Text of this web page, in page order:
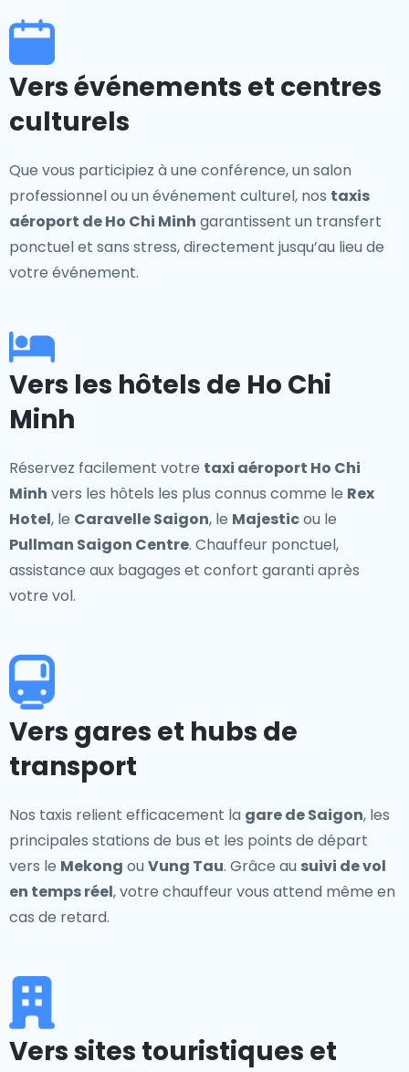
Vers événements et centres
culturels
Que vous participiez à une conférence, un salon
professionnel ou un événement culturel, nos taxis
aéroport de Ho Chi Minh garantissent un transfert
ponctuel et sans stress, directement jusqu’au lieu de
votre événement.
Vers les hôtels de Ho Chi
Minh
Réservez facilement votre taxi aéroport Ho Chi
Minh vers les hôtels les plus connus comme le Rex
Hotel, le Caravelle Saigon, le Majesticou le
Pullman Saigon Centre. Chauffeur ponctuel,
assistance aux bagages et confort garanti après
votre vol.
Vers gares et hubs de
transport
Nos taxis relient efficacement la gare de Saigon, les
principales stations de bus et les points de départ
vers le Mekong ou Vung Tau. Grâce au suivi de vol
en temps réel, votre chauffeur vous attend même en
cas de retard.
Vers sites touristiques et